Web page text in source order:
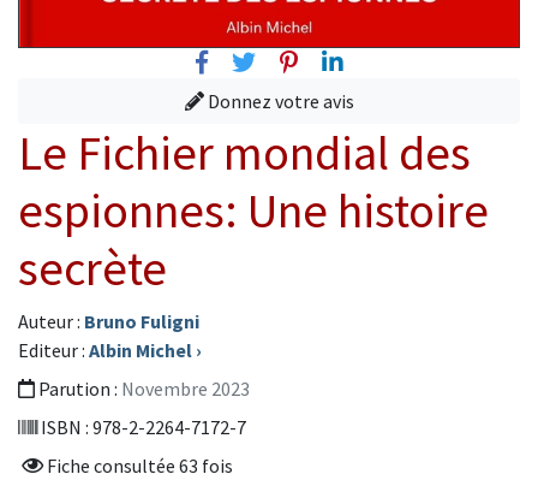
FacebookTwitterPinterest
Linkedin
Donnez votre avis
Le Fichier mondial des
espionnes: Une histoire
secrète
Auteur : Bruno Fuligni
Editeur : Albin Michel ›
Parution : Novembre 2023
ISBN : 978-2-2264-7172-7
Fiche consultée 63 fois